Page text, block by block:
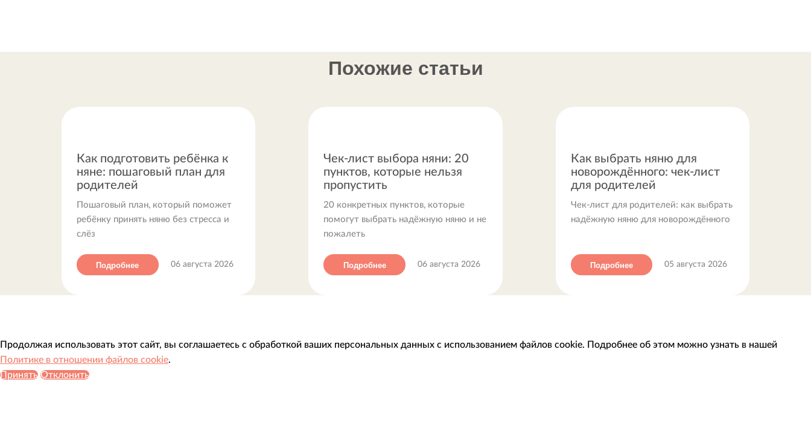
Похожие статьи
Как подготовить ребёнка к
няне: пошаговый план для
родителей
Пошаговый план, который поможет
ребёнку принять няню без стресса и
слёз
Подробнее 06 августа 2026
Чек-лист выбора няни: 20
пунктов, которые нельзя
пропустить
20 конкретных пунктов, которые
помогут выбрать надёжную няню и не
пожалеть
Подробнее 06 августа 2026
Как выбрать няню для
новорождённого: чек-лист
для родителей
Чек-лист для родителей: как выбрать
надёжную няню для новорождённого
Подробнее 05 августа 2026
Продолжая использовать этот сайт, вы соглашаетесь с обработкой ваших персональных данных с использованием файлов cookie. Подробнее об этом можно узнать в нашей
Политике в отношении файлов cookie.
Принять Отклонить